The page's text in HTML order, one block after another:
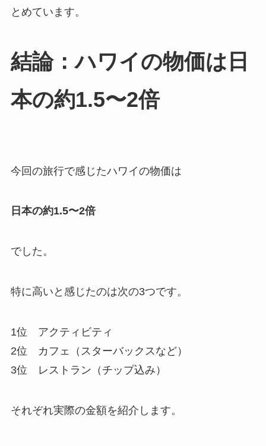
とめています。
結論：ハワイの物価は日
本の約1.5〜2倍
今回の旅行で感じたハワイの物価は
日本の約1.5〜2倍
でした。
特に高いと感じたのは次の3つです。
1位 アクティビティ
2位 カフェ（スターバックスなど）
3位 レストラン（チップ込み）
それぞれ実際の金額を紹介します。